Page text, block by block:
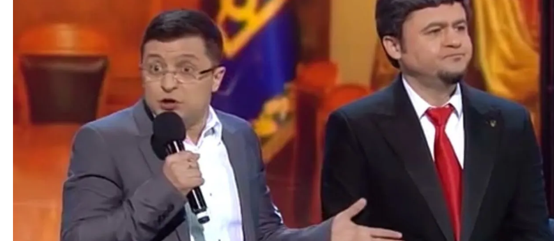
На Какую Зарплату Могут Рассчитывать Украинцы За Рубежом: Советы Для Беженцев
Вредно, Но Выгодно: В США Запрет На Асбест Приняли Только Сейчас
В Киеве Устроили Пробег Суперкаров